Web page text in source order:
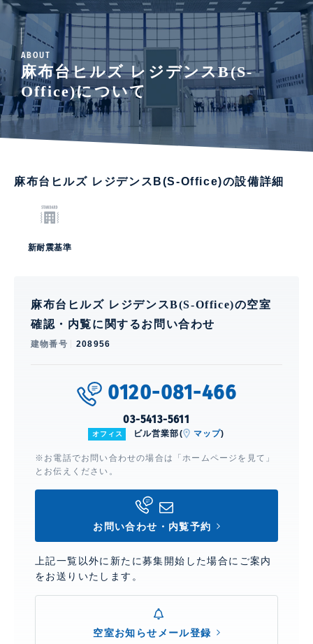
ABOUT
麻布台ヒルズ レジデンスB(S-
Office)について
麻布台ヒルズ レジデンスB(S-Office)の設備詳細
新耐震基準
麻布台ヒルズ レジデンスB(S-Office)の空室
確認・内覧に関するお問い合わせ
建物番号 208956
0120-081-466
03-5413-5611
オフィス ビル営業部( マップ)
※お電話でお問い合わせの場合は「ホームページを見て」
とお伝えください。
お問い合わせ・内覧予約
上記一覧以外に新たに募集開始した場合にご案内
をお送りいたします。
空室お知らせメール登録